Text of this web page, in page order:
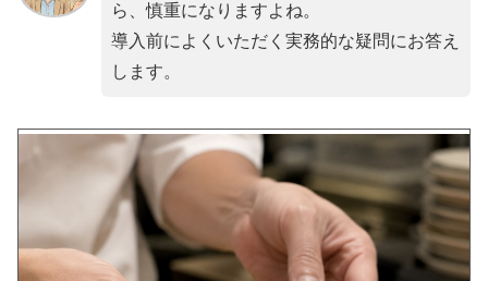
ら、慎重になりますよね。
導入前によくいただく実務的な疑問にお答え
します。